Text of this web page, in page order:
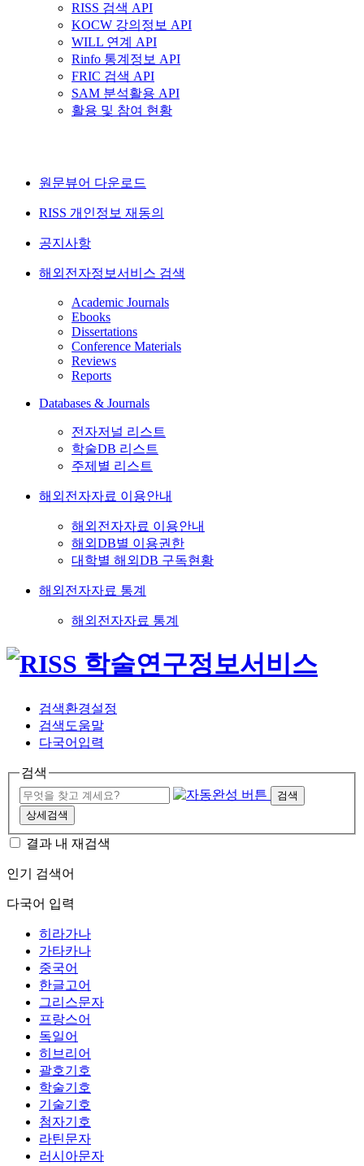
RISS 검색 API
KOCW 강의정보 API
WILL 연계 API
Rinfo 통계정보 API
FRIC 검색 API
SAM 분석활용 API
활용 및 참여 현황
원문뷰어 다운로드
RISS 개인정보 재동의
공지사항
해외전자정보서비스 검색
Academic Journals
Ebooks
Dissertations
Conference Materials
Reviews
Reports
Databases & Journals
전자저널 리스트
학술DB 리스트
주제별 리스트
해외전자자료 이용안내
해외전자자료 이용안내
해외DB별 이용권한
대학별 해외DB 구독현황
해외전자자료 통계
해외전자자료 통계
검색환경설정
검색도움말
다국어입력
검색
검색
상세검색
결과 내 재검색
인기 검색어
다국어 입력
히라가나
가타카나
중국어
한글고어
그리스문자
프랑스어
독일어
히브리어
괄호기호
학술기호
기술기호
첨자기호
라틴문자
러시아문자